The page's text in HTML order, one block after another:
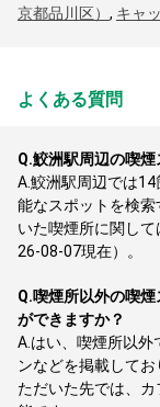
京都品川区） , キャ
よくある質問
Q.鮫洲駅周辺の喫煙
A.鮫洲駅周辺では
能なスポットを検
いた喫煙所に関し
26-08-07現在）。
Q.喫煙所以外の喫
ができますか？
A. はい、喫煙所以外
ンなどを掲載して
ただいた先では、